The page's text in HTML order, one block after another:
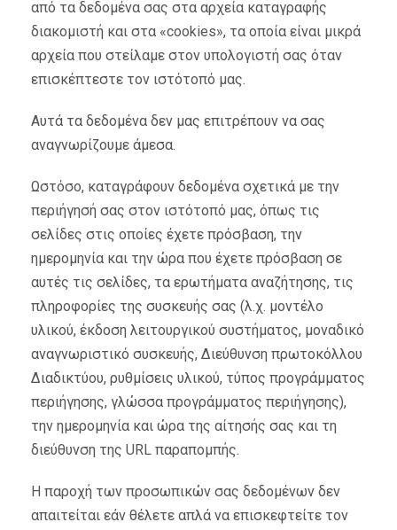
από τα δεδομένα σας στα αρχεία καταγραφής
διακομιστή και στα «cookies», τα οποία είναι μικρά
αρχεία που στείλαμε στον υπολογιστή σας όταν
επισκέπτεστε τον ιστότοπό μας.
Αυτά τα δεδομένα δεν μας επιτρέπουν να σας
αναγνωρίζουμε άμεσα.
Ωστόσο, καταγράφουν δεδομένα σχετικά με την
περιήγησή σας στον ιστότοπό μας, όπως τις
σελίδες στις οποίες έχετε πρόσβαση, την
ημερομηνία και την ώρα που έχετε πρόσβαση σε
αυτές τις σελίδες, τα ερωτήματα αναζήτησης, τις
πληροφορίες της συσκευής σας (λ.χ. μοντέλο
υλικού, έκδοση λειτουργικού συστήματος, μοναδικό
αναγνωριστικό συσκευής, Διεύθυνση πρωτοκόλλου
Διαδικτύου, ρυθμίσεις υλικού, τύπος προγράμματος
περιήγησης, γλώσσα προγράμματος περιήγησης),
την ημερομηνία και ώρα της αίτησής σας και τη
διεύθυνση της URL παραπομπής.
Η παροχή των προσωπικών σας δεδομένων δεν
απαιτείται εάν θέλετε απλά να επισκεφτείτε τον